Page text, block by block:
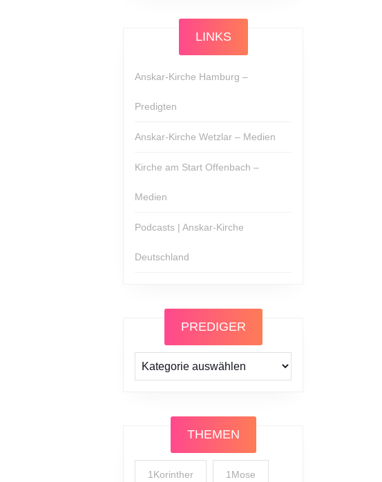
LINKS
Anskar-Kirche Hamburg –
Predigten
Anskar-Kirche Wetzlar – Medien
Kirche am Start Offenbach –
Medien
Podcasts | Anskar-Kirche
Deutschland
PREDIGER
Prediger
THEMEN
1Korinther 1Mose